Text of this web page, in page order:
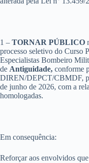
1 – TORNAR PÚBLICO
processo seletivo do Curso
Especialistas Bombeiro
de Antiguidade, conforme
DIREN/DEPCT/CBMDF,
de junho de 2026, com a
homologadas.
Em consequência:
Reforçar aos envolvidos